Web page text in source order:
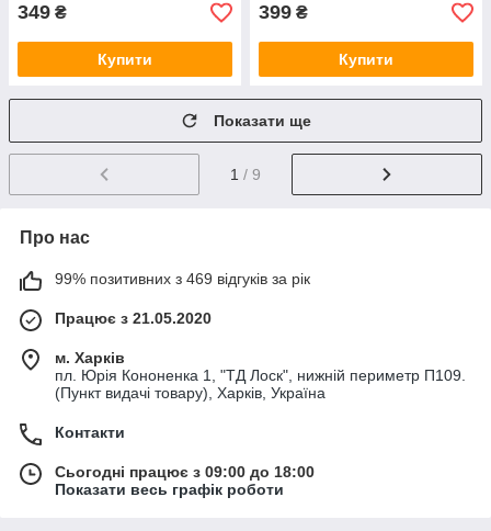
349 ₴
Купити
399 ₴
Купити
Показати ще
1 / 9
Про нас
99% позитивних з 469 відгуків за рік
Працює з 21.05.2020
м. Харків
пл. Юрія Кононенка 1, "ТД Лоск", нижній периметр П109.
(Пункт видачі товару), Харків, Україна
Контакти
Сьогодні працює з 09:00 до 18:00
Показати весь графік роботи